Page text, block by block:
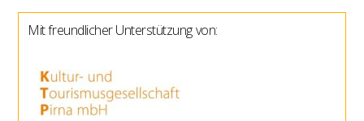
Mit freundlicher Unterstützung von: